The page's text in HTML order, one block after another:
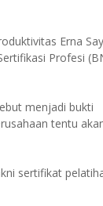
Erna
Profesi
menjadi bukti
tentu
sertifikat